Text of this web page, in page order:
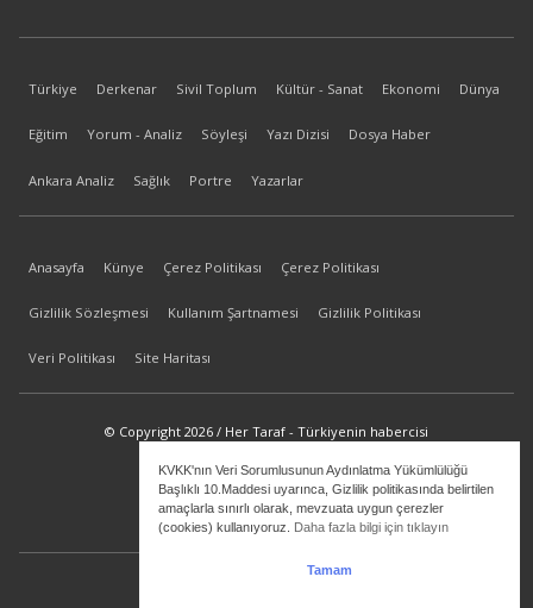
KVKK'nın Veri Sorumlusunun Aydınlatma Yükümlülüğü
Başlıklı 10.Maddesi uyarınca, Gizlilik politikasında belirtilen
amaçlarla sınırlı olarak, mevzuata uygun çerezler
(cookies) kullanıyoruz. Daha fazla bilgi için tıklayın
Tamam
Türkiye Derkenar Sivil Toplum Kültür - Sanat Ekonomi Dünya
Eğitim Yorum - Analiz Söyleşi Yazı Dizisi Dosya Haber
Ankara Analiz Sağlık Portre Yazarlar
Anasayfa Künye Çerez Politikası Çerez Politikası
Gizlilik Sözleşmesi Kullanım Şartnamesi Gizlilik Politikası
Veri Politikası Site Haritası
© Copyright 2026 / Her Taraf - Türkiyenin habercisi
bilgi@hertaraf.com